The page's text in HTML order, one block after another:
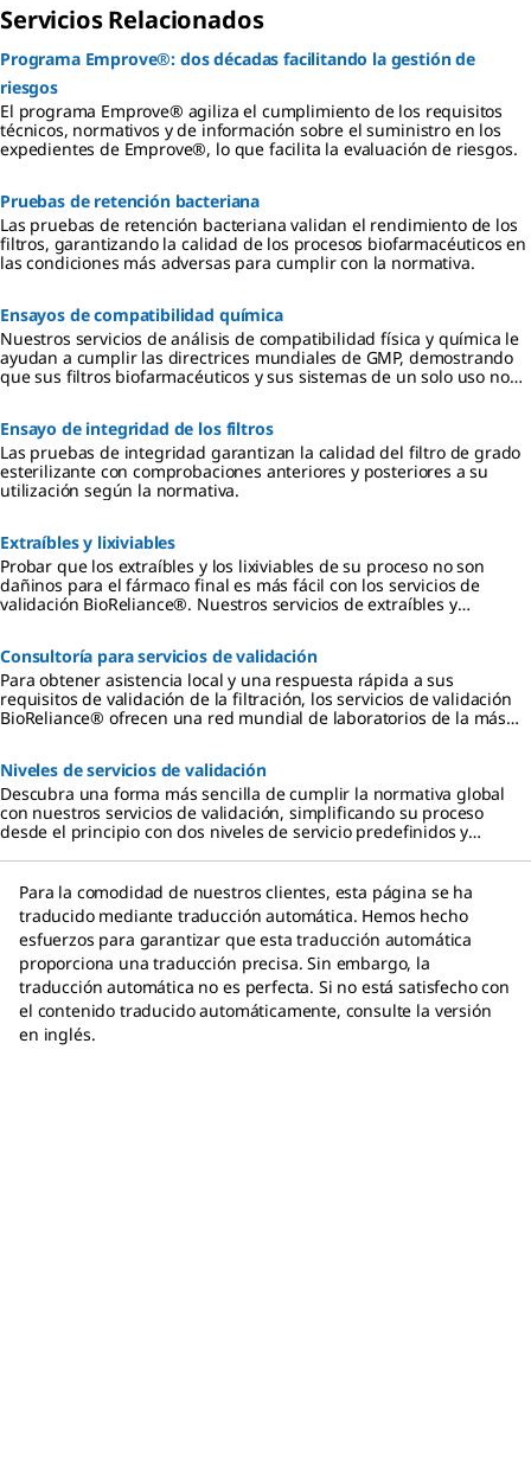
Servicios Relacionados
Programa Emprove®: dos décadas facilitando la gestión de
riesgos
El programa Emprove® agiliza el cumplimiento de los requisitos
técnicos, normativos y de información sobre el suministro en los
expedientes de Emprove®, lo que facilita la evaluación de riesgos.
Pruebas de retención bacteriana
Las pruebas de retención bacteriana validan el rendimiento de los
filtros, garantizando la calidad de los procesos biofarmacéuticos en
las condiciones más adversas para cumplir con la normativa.
Ensayos de compatibilidad química
Nuestros servicios de análisis de compatibilidad física y química le
ayudan a cumplir las directrices mundiales de GMP, demostrando
que sus filtros biofarmacéuticos y sus sistemas de un solo uso no
Ensayo de integridad de los filtros
Las pruebas de integridad garantizan la calidad del filtro de grado
esterilizante con comprobaciones anteriores y posteriores a su
utilización según la normativa.
Extraíbles y lixiviables
Probar que los extraíbles y los lixiviables de su proceso no son
dañinos para el fármaco final es más fácil con los servicios de
validación BioReliance®. Nuestros servicios de extraíbles y
procesos.
Consultoría para servicios de validación
Para obtener asistencia local y una respuesta rápida a sus
requisitos de validación de la filtración, los servicios de validación
BioReliance® ofrecen una red mundial de laboratorios de la más
Niveles de servicios de validación
Descubra una forma más sencilla de cumplir la normativa global
con nuestros servicios de validación, simplificando su proceso
desde el principio con dos niveles de servicio predefinidos y
Para la comodidad de nuestros clientes, esta página se ha
traducido mediante traducción automática. Hemos hecho
esfuerzos para garantizar que esta traducción automática
proporciona una traducción precisa. Sin embargo, la
traducción automática no es perfecta. Si no está satisfecho con
el contenido traducido automáticamente, consulte la versión
en inglés.